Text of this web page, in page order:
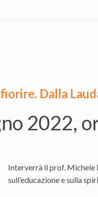
Dalla
2022,
Interverrà il prof. Michele
sull’educazione e sulla